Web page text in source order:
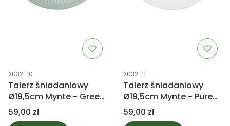
Kod produktu
2032-10
Talerz śniadaniowy
Ø19,5cm Mynte - Green
Tea
Cena
59,00 zł
Kod produktu
2032-11
Talerz śniadaniowy
Ø19,5cm Mynte - Pure
White
Cena
59,00 zł